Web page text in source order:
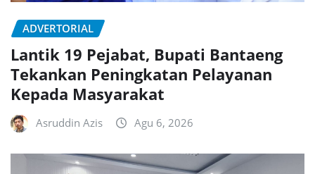
ADVERTORIAL
Lantik 19 Pejabat, Bupati Bantaeng
Tekankan Peningkatan Pelayanan
Kepada Masyarakat
Asruddin Azis Agu 6, 2026